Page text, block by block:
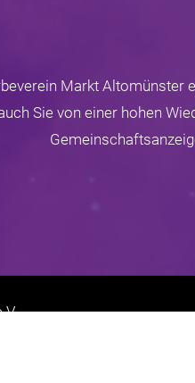
Markt Altomünster
Sie von einer hohen